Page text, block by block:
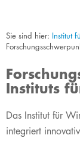
Sie sind hier: Institut
Instituts
Das Institut für
integriert